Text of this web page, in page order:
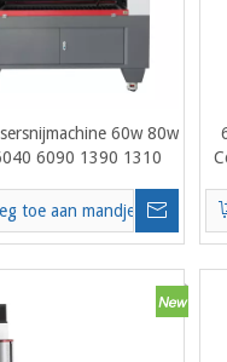
60w 80w
6090 1390 1310
toe aan mandje